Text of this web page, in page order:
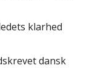
klarhed
dansk